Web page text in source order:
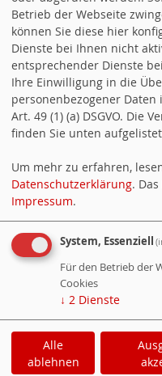
wichtigste
Landshut?
Bezahlbarer
Gute
Starke
WebsoziCMS
Betrieb der Webseite
können Sie diese hier
Dienste bei Ihnen nicht
entsprechender Dienste
Ihre Einwilligung in die
personenbezogener Daten
Art. 49 (1) (a) DSGVO. Die
finden Sie unten
Um mehr zu erfahren,
Datenschutzerklärung.
Impressum.
System, Essenziell
Für den Betrieb der
Cookies
↓ 2 Dienste
Alle
ablehnen